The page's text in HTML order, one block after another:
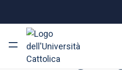
FACOLTÀ DI : MEDICINA E
Chirurgia